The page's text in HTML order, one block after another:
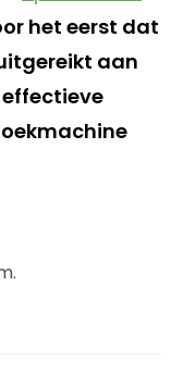
het eerst dat
aan